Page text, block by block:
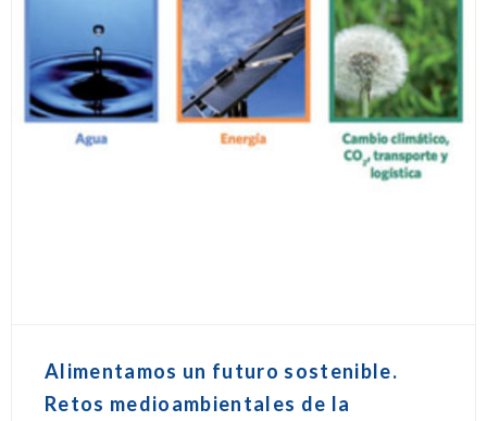
Alimentamos un futuro sostenible.
Retos medioambientales de la